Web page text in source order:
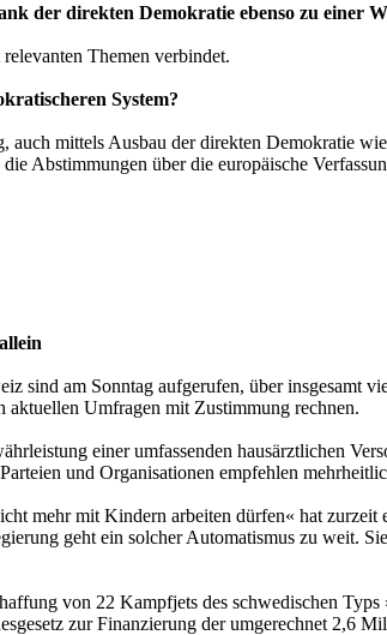
der direkten Demokratie ebenso zu einer
Themen verbindet.
System?
mittels Ausbau der direkten Demokratie
Abstimmungen über die europäische
sind am Sonntag aufgerufen, über insgesamt
aktuellen Umfragen mit Zustimmung rechnen.
einer umfassenden hausärztlichen
und Organisationen empfehlen
mehr mit Kindern arbeiten dürfen« hat
geht ein solcher Automatismus zu weit.
von 22 Kampfjets des schwedischen
zur Finanzierung der umgerechnet 2,6